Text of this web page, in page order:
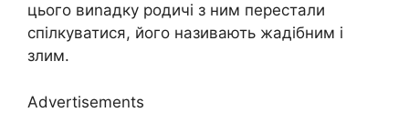
цього виnадку родичі з ним перестали
спілкуватися, його називають жадібним і
злим.
Advertisements